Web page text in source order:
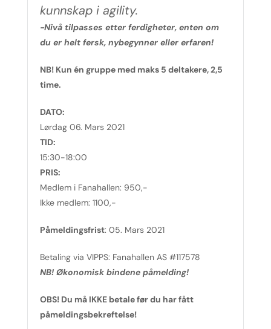
kunnskap i agility.
-Nivå tilpasses etter ferdigheter, enten om
du er helt fersk, nybegynner eller erfaren!
NB! Kun én gruppe med maks 5 deltakere, 2,5
time.
DATO:
Lørdag 06. Mars 2021
TID:
15:30-18:00
PRIS:
Medlem i Fanahallen: 950,-
Ikke medlem: 1100,-
Påmeldingsfrist: 05. Mars 2021
Betaling via VIPPS: Fanahallen AS #117578
NB! Økonomisk bindene påmelding!
OBS! Du må IKKE betale før du har fått
påmeldingsbekreftelse!